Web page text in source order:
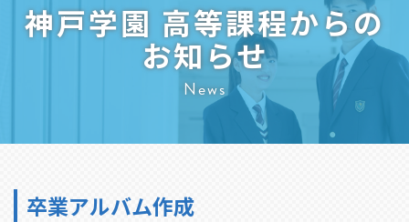
神戸学園 高等課程からの
お知らせ
News
卒業アルバム作成